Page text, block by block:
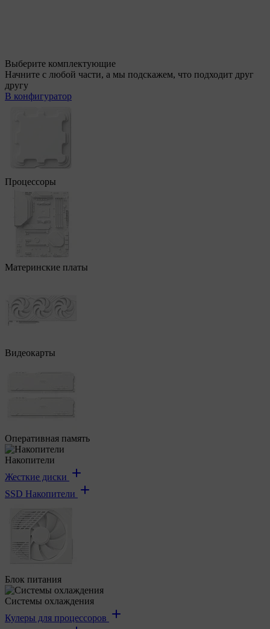
Выберите комплектующие
Начните с любой части, а мы подскажем, что подходит друг
другу
В конфигуратор
Процессоры
Материнские платы
Видеокарты
Оперативная память
Накопители
Жесткие диски
SSD Накопители
Блок питания
Системы охлаждения
Кулеры для процессоров